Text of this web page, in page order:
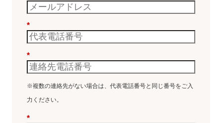
*
*
※複数の連絡先がない場合は、代表電話番号と同じ番号をご入
力ください。
*